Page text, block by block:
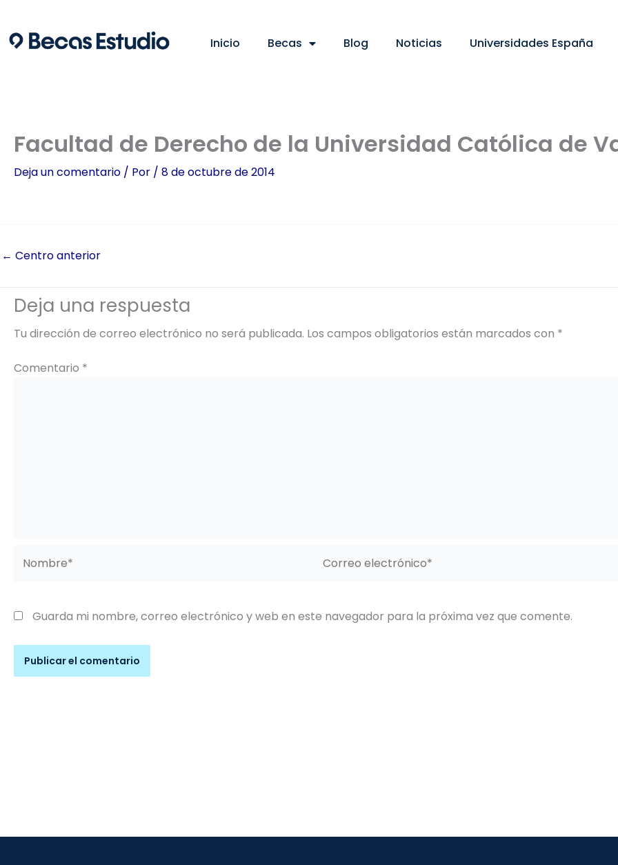
contenido
Inicio Becas Blog Noticias Universidades España
Facultad de Derecho de la Universidad Católica de
Deja un comentario / Por / 8 de octubre de 2014
← Centro anterior
Deja una respuesta
Tu dirección de correo electrónico no será publicada. Los campos obligatorios están marcados con *
Comentario *
electrónico*
Guarda mi nombre, correo electrónico y web en este navegador para la próxima vez que comente.